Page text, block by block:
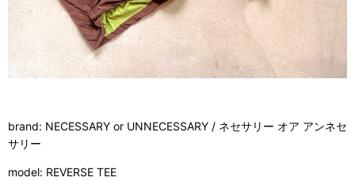
brand: NECESSARY or UNNECESSARY / ネセサリー オア アンネセ
サリー
model: REVERSE TEE